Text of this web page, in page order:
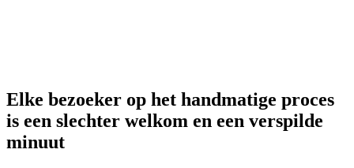
Elke bezoeker op het handmatige proces
is een slechter welkom en een verspilde
minuut